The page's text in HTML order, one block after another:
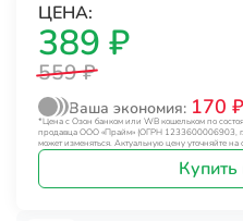
ЦЕНА:
389 ₽
559 ₽
Ваша экономия: 170 ₽
*Цена с Озон банком или WB кошельком по
продавца ООО «Прайм» (ОГРН 1233600006903, г.
может изменяться. Актуальную цену уточняйте на
Купить